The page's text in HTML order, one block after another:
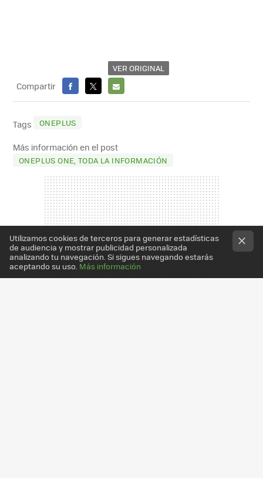
VER ORIGINAL
Compartir
FACEBOOK
X
E-
Tags ONEPLUS
Más información en el post
ONEPLUS ONE, TODA LA INFORMACIÓN
Utilizamos cookies de terceros para generar estadísticas
de audiencia y mostrar publicidad personalizada
analizando tu navegación. Si sigues navegando estarás
aceptando su uso. Más información